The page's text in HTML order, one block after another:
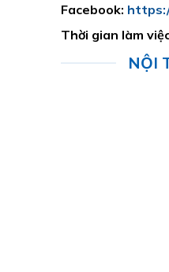
Facebook:
Thời gian làm
NỘI